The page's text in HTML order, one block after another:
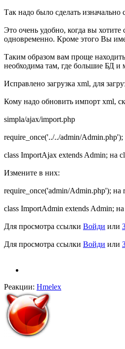
Так надо было сделать
Это очень удобно, когда вы
одновременно. Кроме этого Вы
Таким образом вам проще
необходима там, где большие БД и
Исправлено загрузка xml, для
Кому надо обновить импорт xml,
simpla/ajax/import.php
require_once('../../admin/
class ImportAjax extends Admin; на
Измените в них:
require_once('admin/Admin.php'); на
class ImportAdmin extends Admin;
Для просмотра ссылки Войди или
Для просмотра ссылки Войди или
Реакции: Hmelex